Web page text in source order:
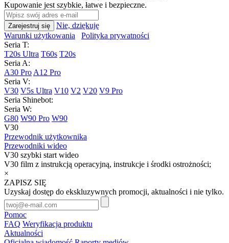
Kupowanie jest szybkie, łatwe i bezpieczne.
Nie, dziękuję
Warunki użytkowania
Polityka prywatności
Seria T:
T20s Ultra T60s T20s
Seria A:
A30 Pro A12 Pro
Seria V:
V30 V5s Ultra V10 V2 V20 V9 Pro
Seria Shinebot:
Seria W:
G80 W90 Pro W90
V30
Przewodnik użytkownika
Przewodniki wideo
V30 szybki start wideo
V30 film z instrukcją operacyjną, instrukcje i środki ostrożności;
×
ZAPISZ SIĘ
Uzyskaj dostęp do ekskluzywnych promocji, aktualności i nie tylko.
Pomoc
FAQ Weryfikacja produktu
Aktualności